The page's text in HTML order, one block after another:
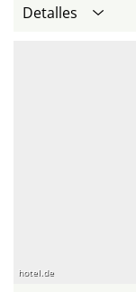
Detalles
hotel.de